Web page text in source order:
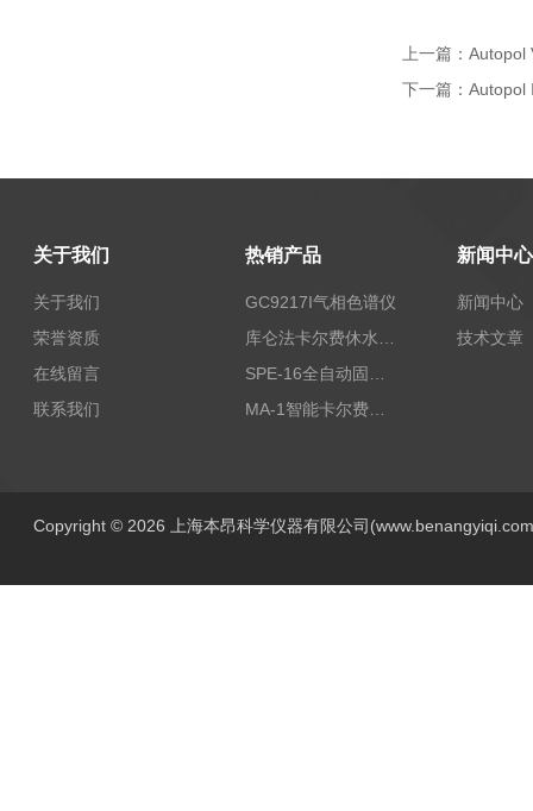
上一篇： Autopol
下一篇： Autopol
关于我们
关于我们
荣誉资质
在线留言
联系我们
热销产品
GC9217I气相色谱仪
MA-1智能卡尔费休水分测定仪
新闻中心
新闻中心
技术文章
Copyright © 2026 上海本昂科学仪器有限公司